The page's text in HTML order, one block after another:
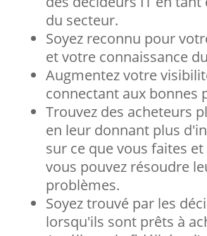
du secteur.
Soyez reconnu pour
et votre connaissance
Augmentez votre
connectant aux bonnes
Trouvez des acheteurs
en leur donnant plus
sur ce que vous faites
vous pouvez résoudre
problèmes.
Soyez trouvé par les
lorsqu'ils sont prêts à